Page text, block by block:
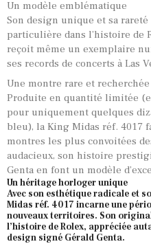
Un modèle emblématique
Son design unique et sa
particulière dans l’histoire de
reçoit même un exemplaire
ses records de concerts à Las
Une montre rare et recherchée
Produite en quantité limitée
pour uniquement quelques
bleu), la King Midas réf. 4017
montres les plus convoitées
audacieux, son histoire
Genta en font un modèle
Un héritage horloger unique
Avec son esthétique radicale et
Midas réf. 4017 incarne une
nouveaux territoires. Son
l’histoire de Rolex, appréciée
design signé Gérald Genta.